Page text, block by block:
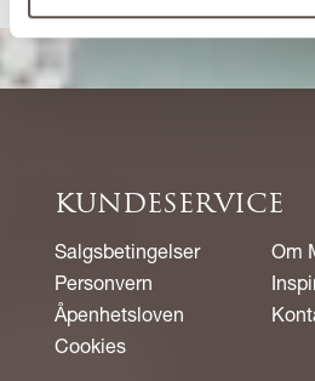
KUNDESERVICE
Salgsbetingelser
Personvern
Åpenhetsloven
Cookies
Om